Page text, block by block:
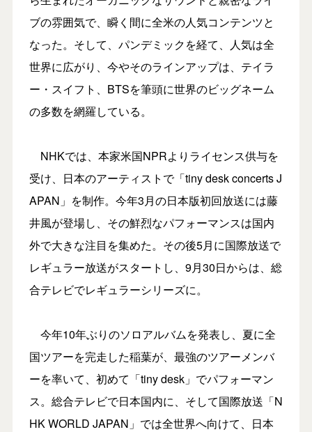
ブの雰囲気で、瞬く間に全米の人気コンテンツと
なった。そして、パンデミックを経て、人気は全
世界に広がり、今やそのラインアップは、テイラ
ー・スイフト、BTSを筆頭に世界のビッグネーム
の多数を網羅している。
NHKでは、本家米国NPRよりライセンス供与を
受け、日本のアーティストで「tiny desk concerts J
APAN」を制作。今年3月の日本版初回放送には藤
井風が登場し、その鮮烈なパフォーマンスは国内
外で大きな注目を集めた。その後5月に国際放送で
レギュラー放送がスタートし、9月30日からは、総
合テレビでレギュラーシリーズに。
今年10年ぶりのソロアルバムを発表し、夏に全
国ツアーを完走した稲葉が、最強のツアーメンバ
ーを率いて、初めて「tiny desk」でパフォーマン
ス。総合テレビで日本国内に、そして国際放送「N
HK WORLD JAPAN」では全世界へ向けて、日本